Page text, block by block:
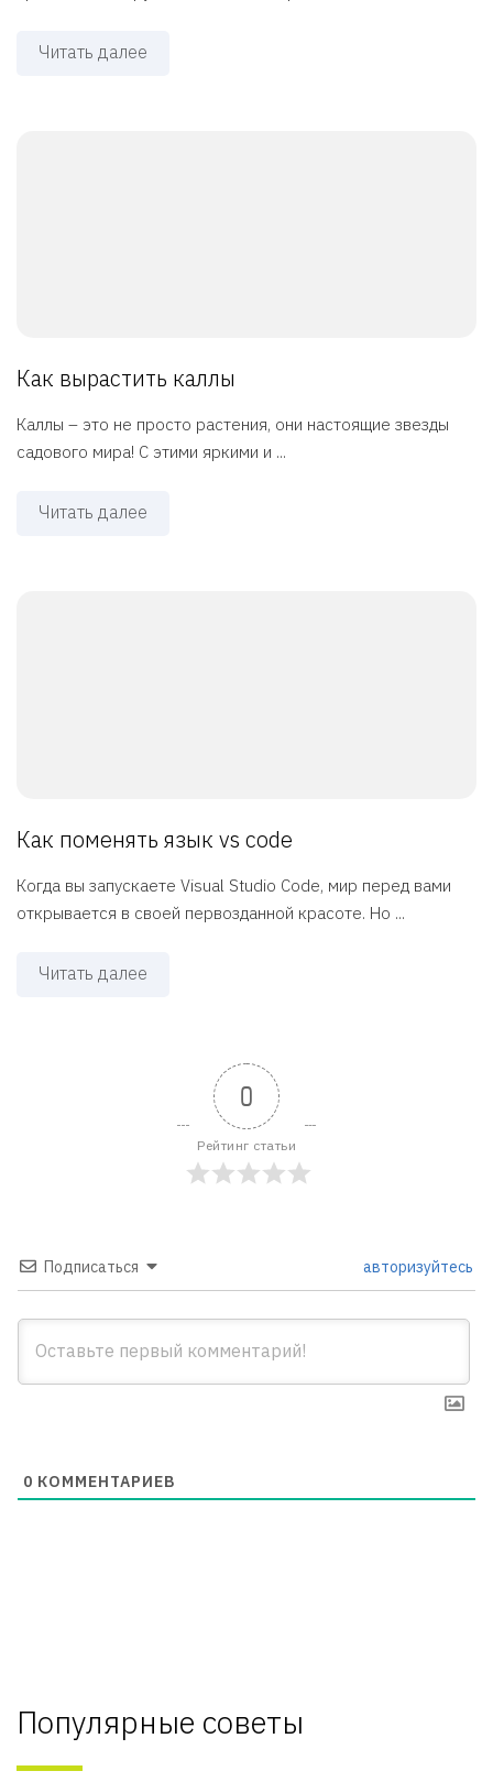
Читать далее
Как вырастить каллы
Каллы – это не просто растения, они настоящие звезды
садового мира! С этими яркими и ...
Читать далее
Как поменять язык vs code
Когда вы запускаете Visual Studio Code, мир перед вами
открывается в своей первозданной красоте. Но ...
Читать далее
0
Рейтинг статьи
Подписаться авторизуйтесь
0 КОММЕНТАРИЕВ
Популярные советы